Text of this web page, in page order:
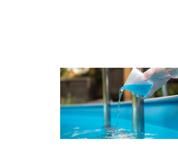
Désinfecter
efficacement
l’eau
de
piscine